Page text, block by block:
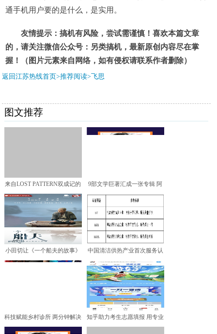
通手机用户要的是什么，是实用。
友情提示：搞机有风险，尝试需谨慎！喜欢本篇文章
的，请关注微信公众号：另类搞机，最新原创内容尽在掌
握！（图片元素来自网络，如有侵权请联系作者删除）
返回江苏热线首页>推荐阅读> 飞思
图文推荐
来自LOST PATTERN双成记的
摩登复古魔法
9部文学巨著汇成一张专辑 阿
云嘎专辑上线腾讯音
小田切让《一个船夫的故事》
欢喜首映APP独播，极
中国清洁供热产业首次服务认
证正式启动
科技赋能乡村诊所 两分钟解决
远程少药难题
知乎助力考生志愿填报 用专业